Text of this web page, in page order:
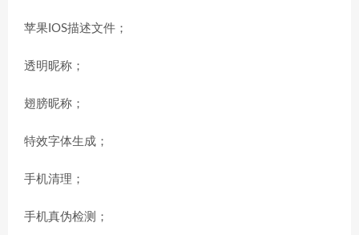
苹果IOS描述文件；
透明昵称；
翅膀昵称；
特效字体生成；
手机清理；
手机真伪检测；